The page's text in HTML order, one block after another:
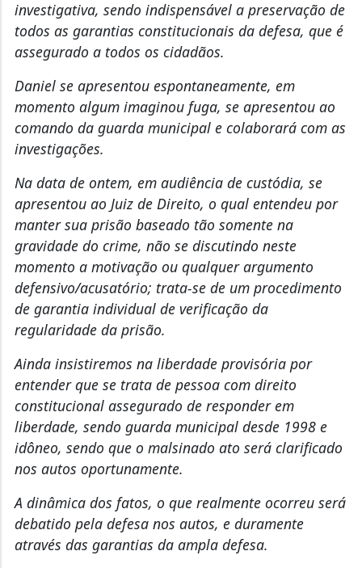
investigativa, sendo indispensável a preservação de
todos as garantias constitucionais da defesa, que é
assegurado a todos os cidadãos.
Daniel se apresentou espontaneamente, em
momento algum imaginou fuga, se apresentou ao
comando da guarda municipal e colaborará com as
investigações.
Na data de ontem, em audiência de custódia, se
apresentou ao Juiz de Direito, o qual entendeu por
manter sua prisão baseado tão somente na
gravidade do crime, não se discutindo neste
momento a motivação ou qualquer argumento
defensivo/acusatório; trata-se de um procedimento
de garantia individual de verificação da
regularidade da prisão.
Ainda insistiremos na liberdade provisória por
entender que se trata de pessoa com direito
constitucional assegurado de responder em
liberdade, sendo guarda municipal desde 1998 e
idôneo, sendo que o malsinado ato será clarificado
nos autos oportunamente.
A dinâmica dos fatos, o que realmente ocorreu será
debatido pela defesa nos autos, e duramente
através das garantias da ampla defesa.